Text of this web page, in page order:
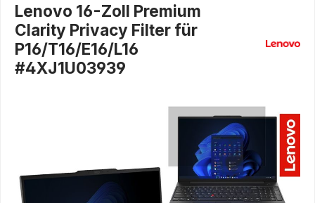
Lenovo 16-Zoll Premium
Clarity Privacy Filter für
P16/T16/E16/L16
#4XJ1U03939